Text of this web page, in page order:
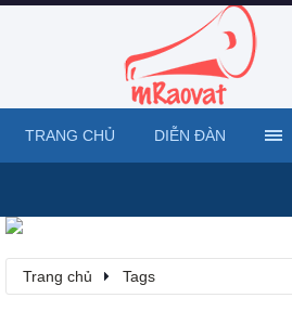
Trang chủ Tags
TRANG CHỦ DIỄN ĐÀN